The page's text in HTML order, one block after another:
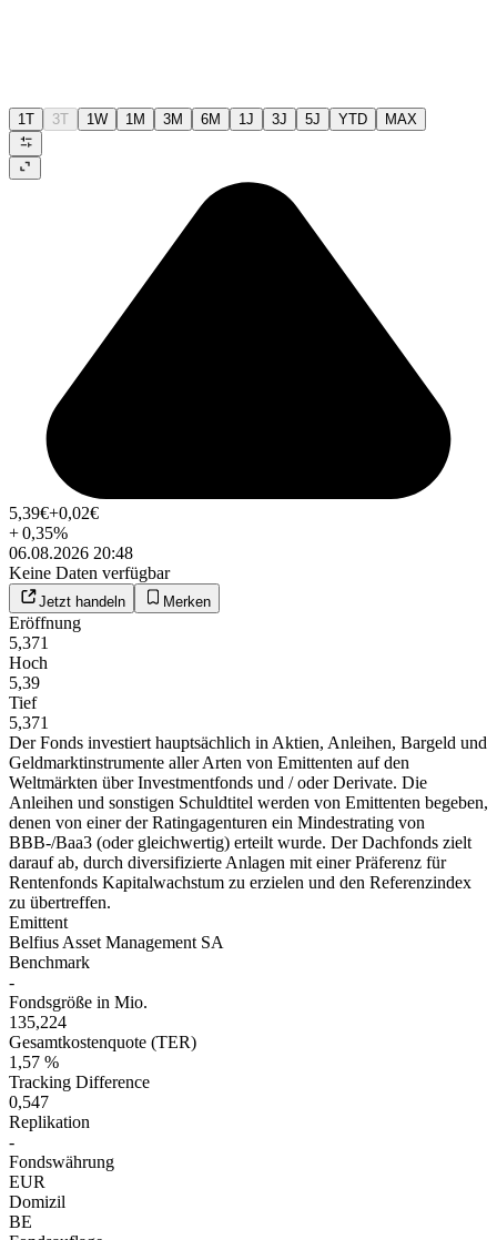
1T 3T 1W 1M 3M 6M 1J 3J 5J YTD MAX
5,39€+0,02€
+0,35%
06.08.2026 20:48
Keine Daten verfügbar
Jetzt handeln Merken
Eröffnung
5,371
Hoch
5,39
Tief
5,371
Der Fonds investiert hauptsächlich in Aktien, Anleihen, Bargeld und
Geldmarktinstrumente aller Arten von Emittenten auf den
Weltmärkten über Investmentfonds und / oder Derivate. Die
Anleihen und sonstigen Schuldtitel werden von Emittenten begeben,
denen von einer der Ratingagenturen ein Mindestrating von
BBB-/Baa3 (oder gleichwertig) erteilt wurde. Der Dachfonds zielt
darauf ab, durch diversifizierte Anlagen mit einer Präferenz für
Rentenfonds Kapitalwachstum zu erzielen und den Referenzindex
zu übertreffen.
Emittent
Belfius Asset Management SA
Benchmark
-
Fondsgröße in Mio.
135,224
Gesamtkostenquote (TER)
1,57 %
Tracking Difference
0,547
Replikation
-
Fondswährung
EUR
Domizil
BE